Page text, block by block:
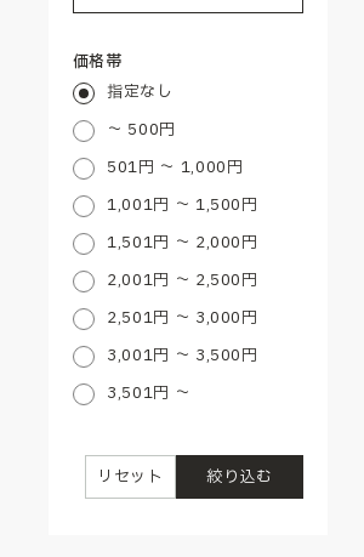
価格帯
指定なし
～ 500円
501円 ～ 1,000円
1,001円 ～ 1,500円
1,501円 ～ 2,000円
2,001円 ～ 2,500円
2,501円 ～ 3,000円
3,001円 ～ 3,500円
3,501円 ～
絞り込む
リセット